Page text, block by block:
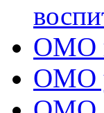
ОМО
ОМО